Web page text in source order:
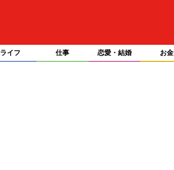
ライフ 仕事 恋愛・結婚 お金